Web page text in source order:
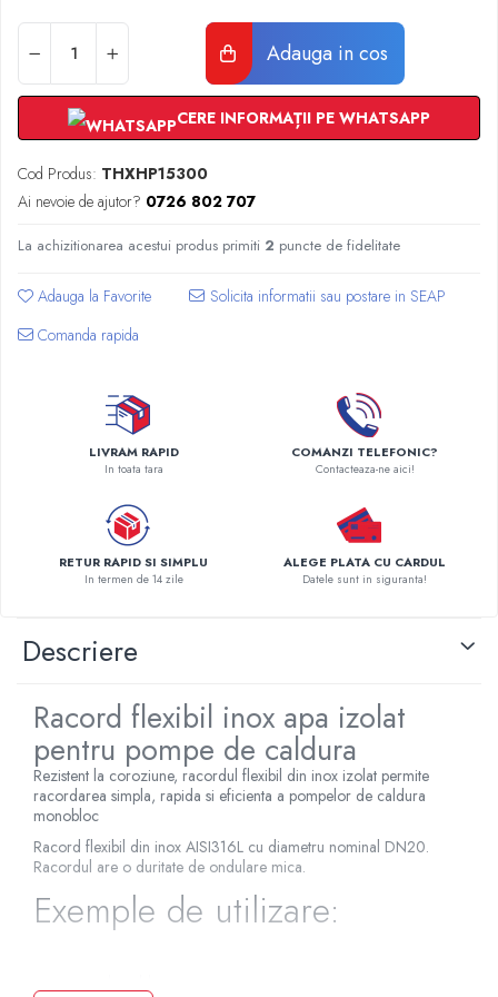
Radiatoare de Baie Purmo Banga
Automatizare Termostate
Detectoare
Detectoare de gaz si electrovalve
Detectoare de inundatie
Automatizari centrala termica
Panouri solare apa calda
Accesorii panouri solare apa calda
Automatizari panouri solare
Teava flexibila inox si fitinguri panouri
Pompe de caldura
Centrale peleti lemn
Adauga in cos
CERE INFORMAȚII PE WHATSAPP
Cod Produs: THXHP15300
Ai nevoie de ajutor? 0726 802 707
La achizitionarea acestui produs primiti 2 puncte de fidelitate
Adauga la Favorite
Comanda rapida
LIVRAM RAPID
In toata tara
COMANZI TELEFONIC?
Contacteaza-ne aici!
RETUR RAPID SI SIMPLU
In termen de 14 zile
ALEGE PLATA CU CARDUL
Datele sunt in siguranta!
Descriere
Racord flexibil inox apa izolat
pentru pompe de caldura
Rezistent la coroziune, racordul flexibil din inox izolat permite
racordarea simpla, rapida si eficienta a pompelor de caldura
monobloc
Racord flexibil din inox AISI316L cu diametru nominal DN20.
Racordul are o duritate de ondulare mica.
Exemple de utilizare: